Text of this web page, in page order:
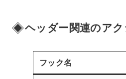
ヘッダー関連のア
フック名